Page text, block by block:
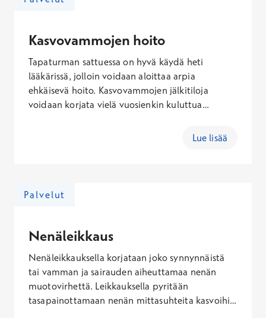
Kasvovammojen hoito
Tapaturman sattuessa on hyvä käydä heti
lääkärissä, jolloin voidaan aloittaa arpia
ehkäisevä hoito. Kasvovammojen jälkitiloja
voidaan korjata vielä vuosienkin kuluttua
Lue lisää
Palvelut
Nenäleikkaus
Nenäleikkauksella korjataan joko synnynnäistä
tai vamman ja sairauden aiheuttamaa nenän
muotovirhettä. Leikkauksella pyritään
tasapainottamaan nenän mittasuhteita kasvoihin